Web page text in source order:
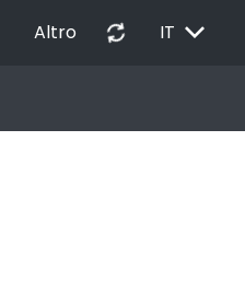
Altro autorenew IT EXPAND_MORE